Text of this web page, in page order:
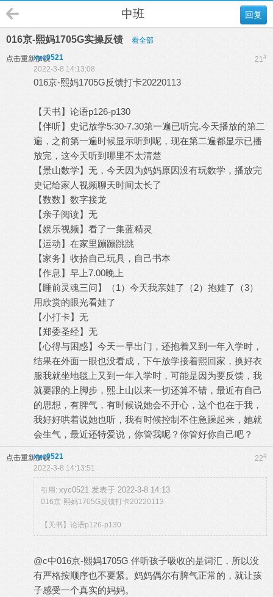
回复
中班
016京-熙妈1705G实操反馈 看全部
点击重新加载 21#
xyc0521
2022-3-8 14:13:08
016京-熙妈1705G反馈打卡20220113
【天书】论语p126-p130
【伴听】史记放学5:30-7.30第一遍已听完.今天播放的第二
遍，之前第一遍时候显示听到呢，现在第二遍都显示已播
放完，这今天听到哪里不太清楚
【景山数学】无，今天因为妈妈原因没有玩数学，播放完
史记给家人视频聊天时间太长了
【数数】数字接龙
【亲子阅读】无
【娱乐视频】看了一集蓝精灵
【运动】在家里蹦蹦跳跳
【家务】收拾自己玩具，自己书本
【作息】早上7.00晚上
【睡前灵魂三问】（1）今天我亲娃了（2）抱娃了（3）
用欣赏的眼光看娃了
【小打卡】无
【郑委圣经】无
【心得与困惑】今天一早出门，还抱着又到一年入学时，
结果在外面一眼也没看成，下午放学接着熙回家，换好衣
服我就坐地毯上又到一年入学时，可能是因为要反馈，我
就要跟的上脚步，熙上山以来一切还算不错，最近有自己
的思想，有脾气，有时候说她会不开心，这个也在于我，
我好好哄着说她也听，我有时候控制不住急躁起来，她就
会生气，最近还特爱说，你管我呢？你管好你自己吧？
点击重新加载 22#
xyc0521
2022-3-8 14:13:51
引用: xyc0521 发表于 2022-3-8 14:13
016京-熙妈1705G反馈打卡20220113
【天书】论语p126-p130
@c中016京-熙妈1705G 伴听孩子吸收的是词汇，所以没
有严格按顺序也不要紧。妈妈偶尔有脾气正常的，就让孩
子感受一个真实的妈妈。